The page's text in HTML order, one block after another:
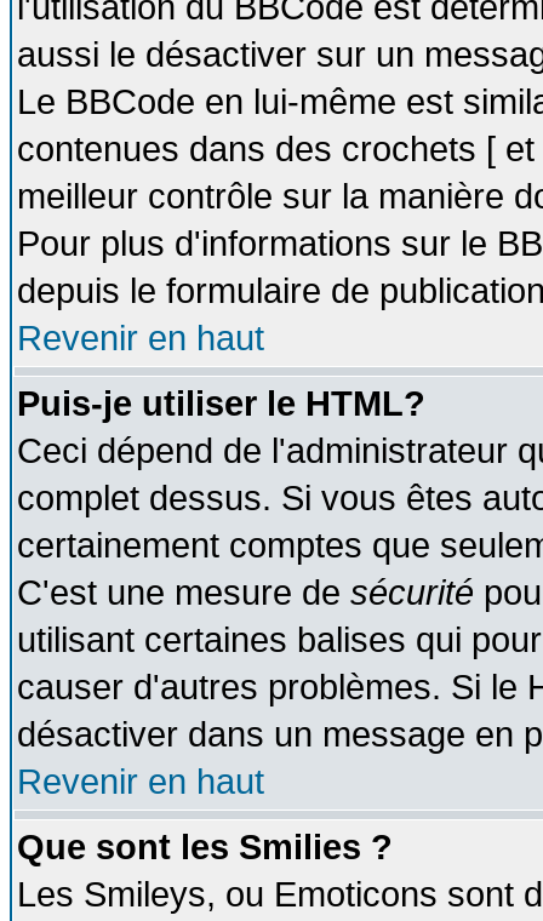
aussi le désactiver sur un
Le BBCode en lui-même est
contenues dans des crochets [
meilleur contrôle sur la manière
Pour plus d'informations sur le
depuis le formulaire de
Revenir en haut
Puis-je utiliser le HTML?
Ceci dépend de l'administrateur
complet dessus. Si vous êtes
certainement comptes que
C'est une mesure de sécurité
utilisant certaines balises qui
causer d'autres problèmes. Si le
désactiver dans un message en
Revenir en haut
Que sont les Smilies ?
Les Smileys, ou Emoticons sont